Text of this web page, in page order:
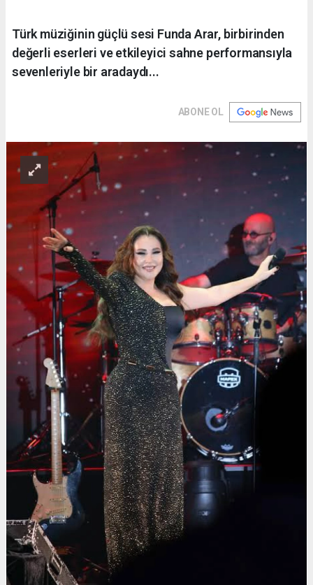
Türk müziğinin güçlü sesi Funda Arar, birbirinden
değerli eserleri ve etkileyici sahne performansıyla
sevenleriyle bir aradaydı...
ABONE OL